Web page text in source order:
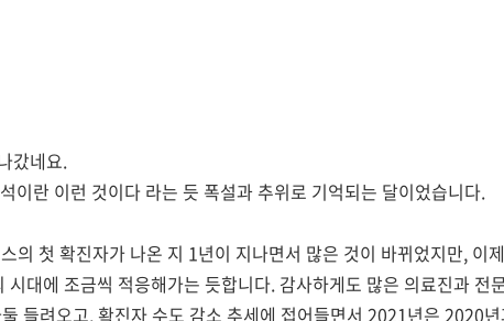
갔네요.
이란 이런 것이다 라는 듯 폭설과 추위로 기억되는 달이었습니다.
의 첫 확진자가 나온 지 1년이 지나면서 많은 것이 바뀌었지만, 이
시대에 조금씩 적응해가는 듯합니다. 감사하게도 많은 의료진과 전
들려오고,확진자 수도 감소 추세에 접어들면서 2021년은 2020